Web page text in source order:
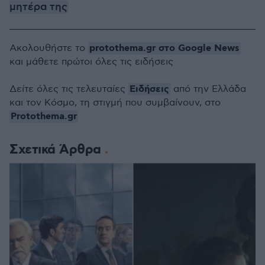
μητέρα της
Σχετικά Άρθρα
Ακολουθήστε το protothema.gr στο Google News
και μάθετε πρώτοι όλες τις ειδήσεις
Δείτε όλες τις τελευταίες Ειδήσεις από την Ελλάδα
και τον Κόσμο, τη στιγμή που συμβαίνουν, στο
Protothema.gr